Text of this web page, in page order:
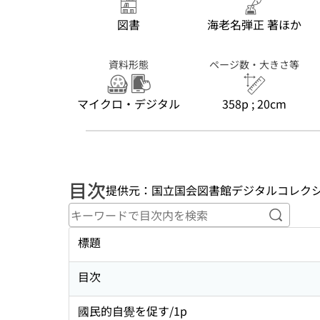
図書 海老名弾正 著ほか
資料形態
マイクロ・デジタル
ページ数・大きさ等
358p ; 20cm
目次提供元：国立国会図書館デジタルコレク
キーワ
標題
目次
國民的自覺を促す/1p